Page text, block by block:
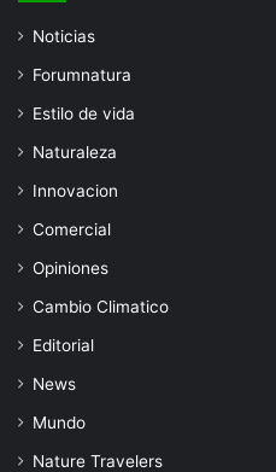
Noticias
Forumnatura
Estilo de vida
Naturaleza
Innovacion
Comercial
Opiniones
Cambio Climatico
Editorial
News
Mundo
Nature Travelers